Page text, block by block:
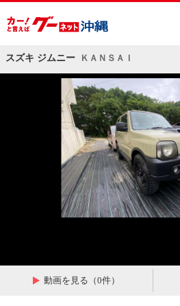
スズキ ジムニー ＫＡＮＳＡＩ
動画を見る（0件）